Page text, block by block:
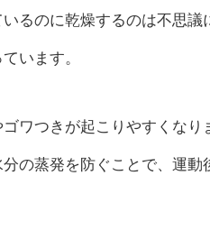
るのに乾燥するのは不思議
います。
ワつきが起こりやすくなり
の蒸発を防ぐことで、運動